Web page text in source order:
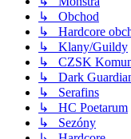
↳ Obchod
↳ Hardcore
↳ Klany/Guildy
↳ CZSK
↳ Dark
↳ Serafins
↳ HC Poetarum
↳ Sezóny